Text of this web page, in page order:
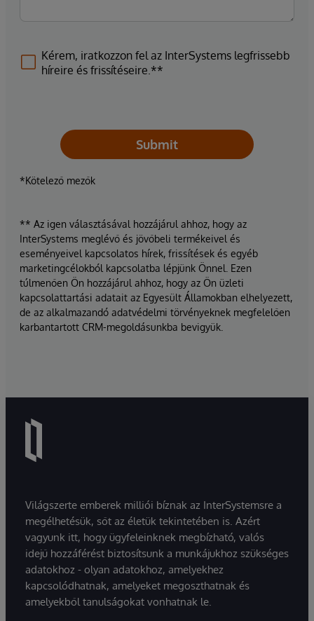
Kérem, iratkozzon fel az InterSystems legfrissebb
híreire és frissítéseire.**
Submit
*Kötelező mezők
** Az igen választásával hozzájárul ahhoz, hogy az
InterSystems meglévő és jövőbeli termékeivel és
eseményeivel kapcsolatos hírek, frissítések és egyéb
marketingcélokból kapcsolatba lépjünk Önnel. Ezen
túlmenően Ön hozzájárul ahhoz, hogy az Ön üzleti
kapcsolattartási adatait az Egyesült Államokban elhelyezett,
de az alkalmazandó adatvédelmi törvényeknek megfelelően
karbantartott CRM-megoldásunkba bevigyük.
Világszerte emberek milliói bíznak az InterSystemsre a
megélhetésük, sőt az életük tekintetében is. Azért
vagyunk itt, hogy ügyfeleinknek megbízható, valós
idejű hozzáférést biztosítsunk a munkájukhoz szükséges
adatokhoz - olyan adatokhoz, amelyekhez
kapcsolódhatnak, amelyeket megoszthatnak és
amelyekből tanulságokat vonhatnak le.